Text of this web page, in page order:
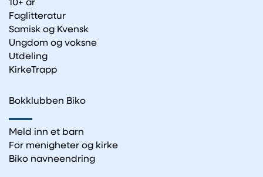
10+ år
Faglitteratur
Samisk og Kvensk
Ungdom og voksne
Utdeling
KirkeTrapp
Bokklubben Biko
Meld inn et barn
For menigheter og kirke
Biko navneendring